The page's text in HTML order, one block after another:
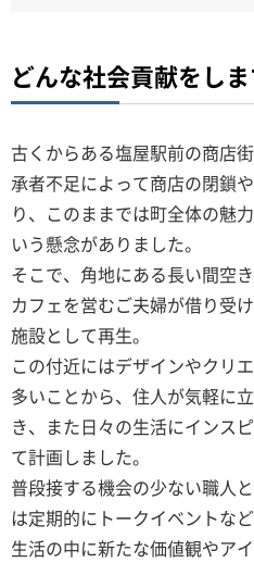
どんな社会貢献をし
古くからある塩屋駅前の商店
承者不足によって商店の閉鎖
り、このままでは町全体の魅
いう懸念がありました。
そこで、角地にある長い間空
カフェを営むご夫婦が借り受
施設として再生。
この付近にはデザインやクリ
多いことから、住人が気軽に
き、また日々の生活にインス
て計画しました。
普段接する機会の少ない職人
は定期的にトークイベントな
生活の中に新たな価値観やア